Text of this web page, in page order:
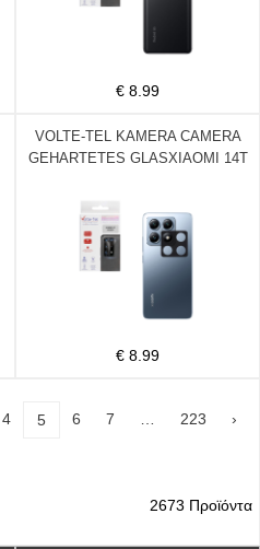
€ 8.99
VOLTE-TEL KAMERA CAMERA
GEHARTETES GLASXIAOMI 14T
CURVED BLACK
€ 8.99
4 5 6 7 223 ›
2673 Προϊόντα